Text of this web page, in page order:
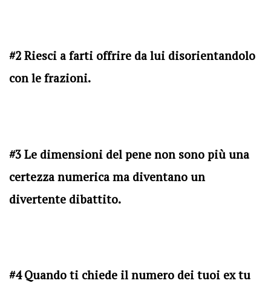
#2 Riesci a farti offrire da lui disorientandolo
con le frazioni.
#3 Le dimensioni del pene non sono più una
certezza numerica ma diventano un
divertente dibattito.
#4 Quando ti chiede il numero dei tuoi ex tu